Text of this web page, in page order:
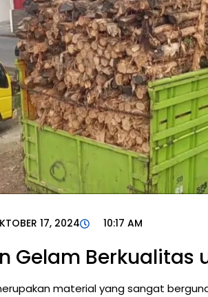
17, 2024 10:17 AM
Gelam Berkualitas
material yang sangat